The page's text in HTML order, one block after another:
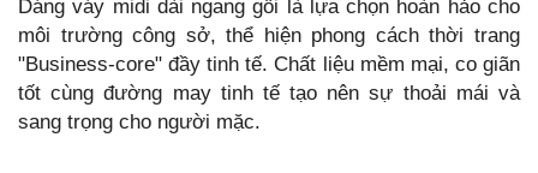
Dáng váy midi dài ngang gối là lựa chọn hoàn hảo cho
môi trường công sở, thể hiện phong cách thời trang
"Business-core" đầy tinh tế. Chất liệu mềm mại, co giãn
tốt cùng đường may tinh tế tạo nên sự thoải mái và
sang trọng cho người mặc.